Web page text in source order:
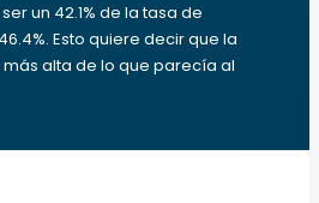
un 42.1% de la tasa de
Esto quiere decir que la
alta de lo que parecía al